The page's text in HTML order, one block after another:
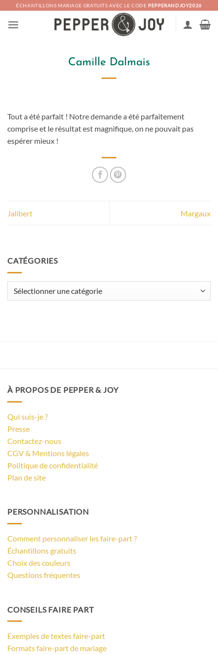
Passer
contenu
ÉCHANTILLONS MARIAGE GRATUITS AVEC LE CODE PEPPERANDJOY2026
Camille Dalmais
Tout a été parfait ! Notre demande a été parfaitement
comprise et le résultat est magnifique, on ne pouvait pas
espérer mieux !
Jalibert Margaux
CATÉGORIES
À PROPOS DE PEPPER & JOY
Qui suis-je ?
Presse
Contactez-nous
CGV & Mentions légales
Politique de confidentialité
Plan de site
PERSONNALISATION
Comment personnaliser les faire-part ?
Échantillons gratuits
Choix des couleurs
Questions fréquentes
CONSEILS FAIRE PART
Exemples de textes faire-part
Formats faire-part de mariage